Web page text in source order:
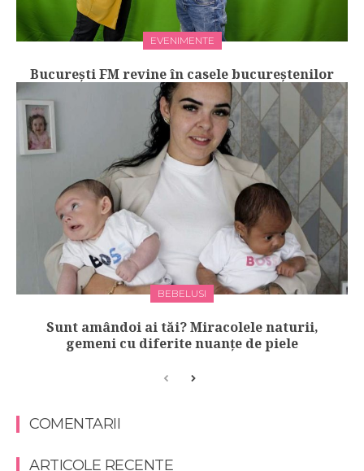
EVENIMENTE
Bucureşti FM revine în casele bucureștenilor
BEBELUSI
Sunt amândoi ai tăi? Miracolele naturii,
gemeni cu diferite nuanțe de piele
COMENTARII
ARTICOLE RECENTE